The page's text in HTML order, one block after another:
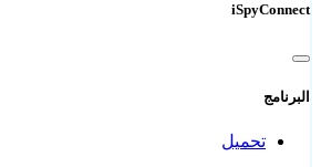
iSpyConnect
البرنامج
تحميل